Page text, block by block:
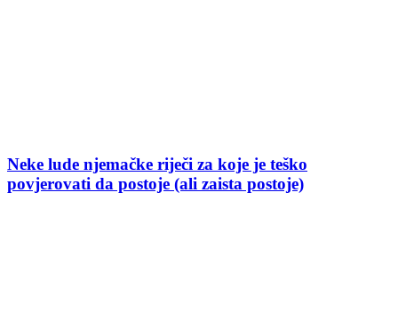
Neke lude njemačke riječi za koje je teško
povjerovati da postoje (ali zaista postoje)